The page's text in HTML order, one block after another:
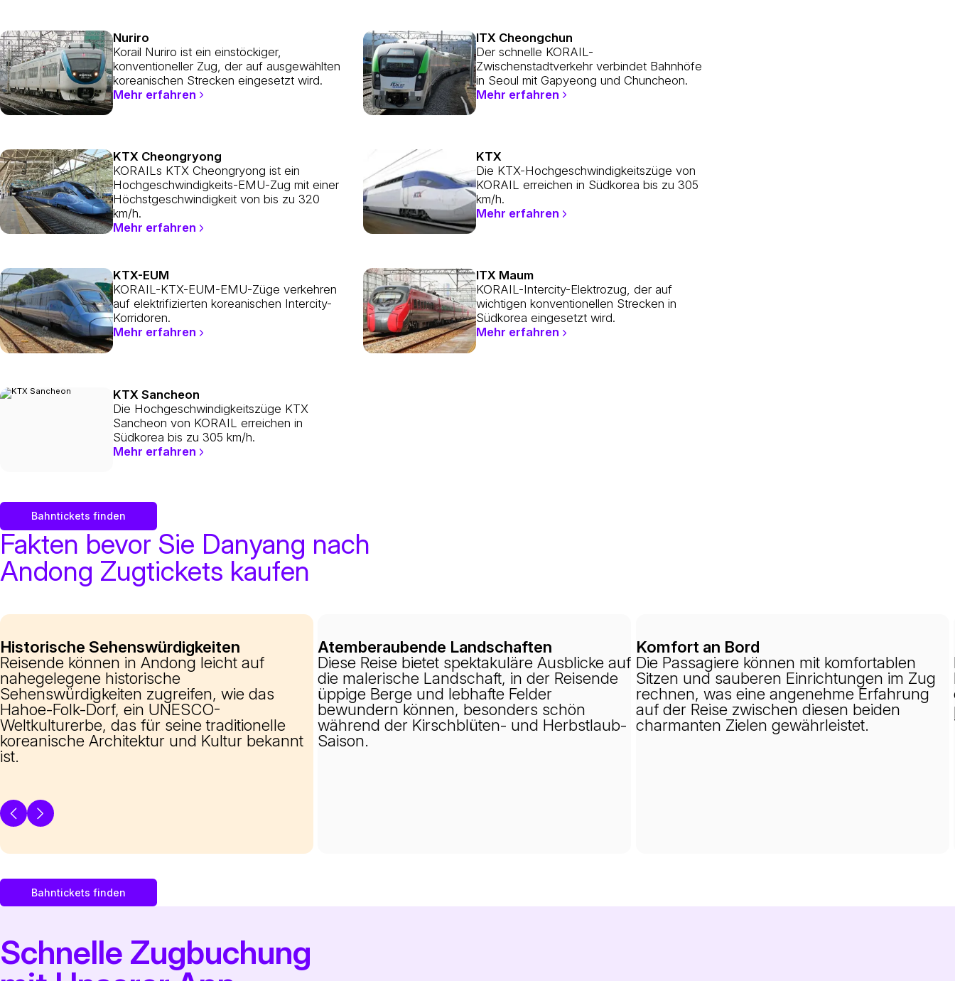
Nuriro
Korail Nuriro ist ein einstöckiger,
konventioneller Zug, der auf ausgewählten
koreanischen Strecken eingesetzt wird.
Mehr erfahren
ITX Cheongchun
Der schnelle KORAIL-
Zwischenstadtverkehr verbindet Bahnhöfe
in Seoul mit Gapyeong und Chuncheon.
Mehr erfahren
KTX Cheongryong
KORAILs KTX Cheongryong ist ein
Hochgeschwindigkeits-EMU-Zug mit einer
Höchstgeschwindigkeit von bis zu 320
km/h.
Mehr erfahren
KTX
Die KTX-Hochgeschwindigkeitszüge von
KORAIL erreichen in Südkorea bis zu 305
km/h.
Mehr erfahren
KTX-EUM
KORAIL-KTX-EUM-EMU-Züge verkehren
auf elektrifizierten koreanischen Intercity-
Korridoren.
Mehr erfahren
ITX Maum
KORAIL-Intercity-Elektrozug, der auf
wichtigen konventionellen Strecken in
Südkorea eingesetzt wird.
Mehr erfahren
KTX Sancheon
Die Hochgeschwindigkeitszüge KTX
Sancheon von KORAIL erreichen in
Südkorea bis zu 305 km/h.
Mehr erfahren
Bahntickets finden
Fakten bevor Sie Danyang nach
Andong Zugtickets kaufen
Historische Sehenswürdigkeiten
Reisende können in Andong leicht auf
nahegelegene historische
Sehenswürdigkeiten zugreifen, wie das
Hahoe-Folk-Dorf, ein UNESCO-
Weltkulturerbe, das für seine traditionelle
koreanische Architektur und Kultur bekannt
ist.
Atemberaubende Landschaften
Diese Reise bietet spektakuläre Ausblicke auf
die malerische Landschaft, in der Reisende
üppige Berge und lebhafte Felder
bewundern können, besonders schön
während der Kirschblüten- und Herbstlaub-
Saison.
Komfort an Bord
Die Passagiere können mit komfortablen
Sitzen und sauberen Einrichtungen im Zug
rechnen, was eine angenehme Erfahrung
auf der Reise zwischen diesen beiden
charmanten Zielen gewährleistet.
Bahntickets finden
Schnelle Zugbuchung